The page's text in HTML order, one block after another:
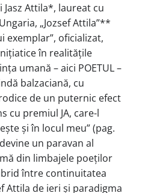
Jasz Attila*, laureat cu
„Jozsef Attila”**
exemplar”, oficializat,
în realitățile
umană – aici POETUL –
balzaciană, cu
de un puternic efect
cu premiul JA, care-l
şi în locul meu” (pag.
un paravan al
din limbajele poeților
între continuitatea
Attila de ieri şi paradigma